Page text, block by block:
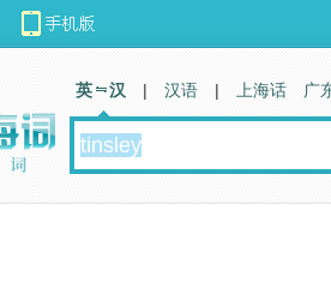
英 汉 | 汉语 | 上海话 广